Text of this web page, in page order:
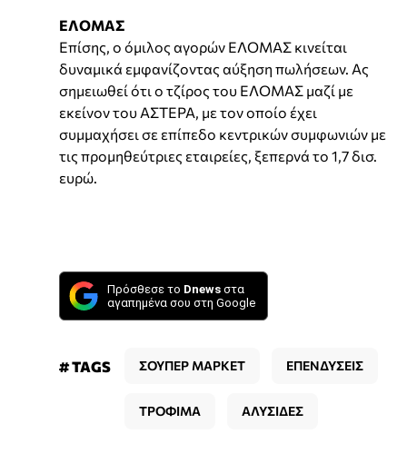
ΕΛΟΜΑΣ
Επίσης, ο όμιλος αγορών ΕΛΟΜΑΣ κινείται
δυναμικά εμφανίζοντας αύξηση πωλήσεων. Ας
σημειωθεί ότι ο τζίρος του ΕΛΟΜΑΣ μαζί με
εκείνον του ΑΣΤΕΡΑ, με τον οποίο έχει
συμμαχήσει σε επίπεδο κεντρικών συμφωνιών με
τις προμηθεύτριες εταιρείες, ξεπερνά το 1,7 δισ.
ευρώ.
Πρόσθεσε το Dnews στα
αγαπημένα σου στη Google
# TAGS ΣΟΥΠΕΡ ΜΑΡΚΕΤ ΕΠΕΝΔΥΣΕΙΣ
ΤΡΟΦΙΜΑ ΑΛΥΣΙΔΕΣ